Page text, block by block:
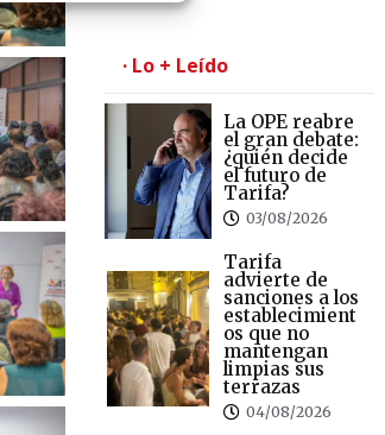
· Lo + Leído
La OPE reabre
el gran debate:
¿quién decide
el futuro de
Tarifa?
03/08/2026
Tarifa
advierte de
sanciones a los
establecimient
os que no
mantengan
limpias sus
terrazas
04/08/2026